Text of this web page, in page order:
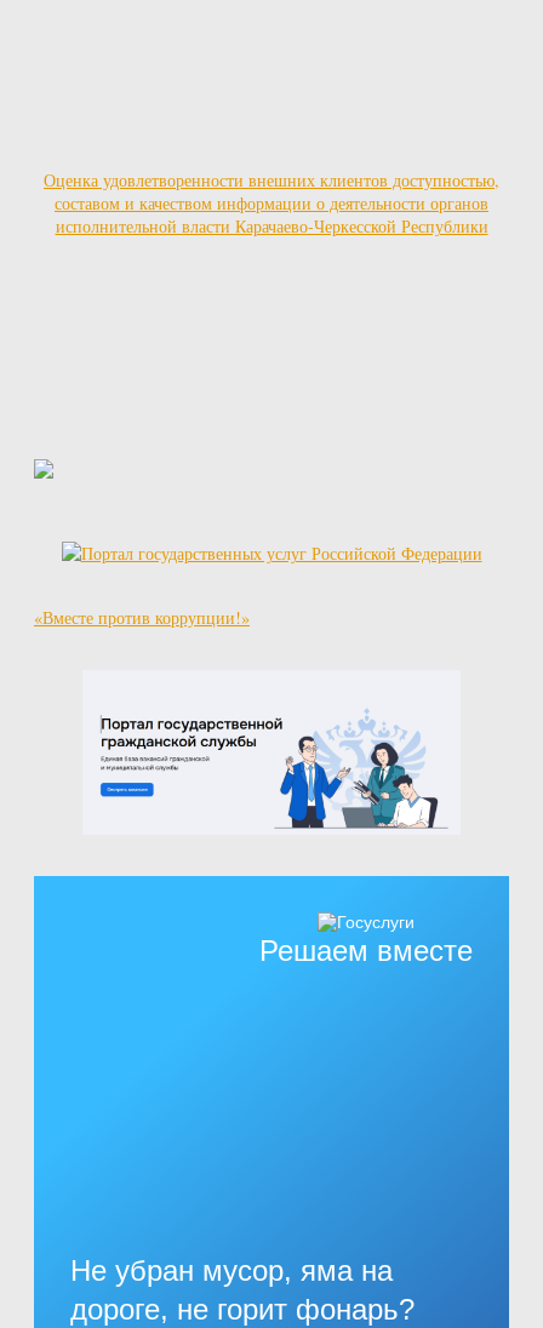
Оценка удовлетворенности внешних клиентов доступностью,
составом и качеством информации о деятельности органов
исполнительной власти Карачаево-Черкесской Республики
«Вместе против коррупции!»
Решаем вместе
Не убран мусор, яма на
дороге, не горит фонарь?